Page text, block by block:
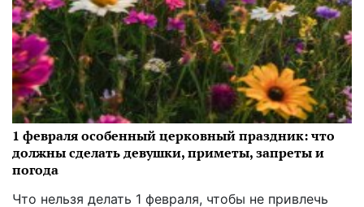
1 февраля особенный церковный праздник: что
должны сделать девушки, приметы, запреты и
погода
Что нельзя делать 1 февраля, чтобы не привлечь